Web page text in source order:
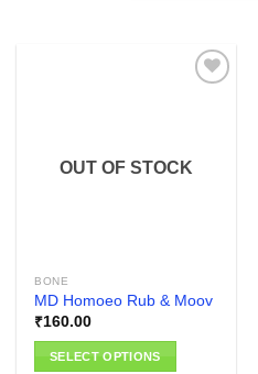
OUT OF STOCK
BONE
MD Homoeo Rub & Moov
₹160.00
SELECT OPTIONS